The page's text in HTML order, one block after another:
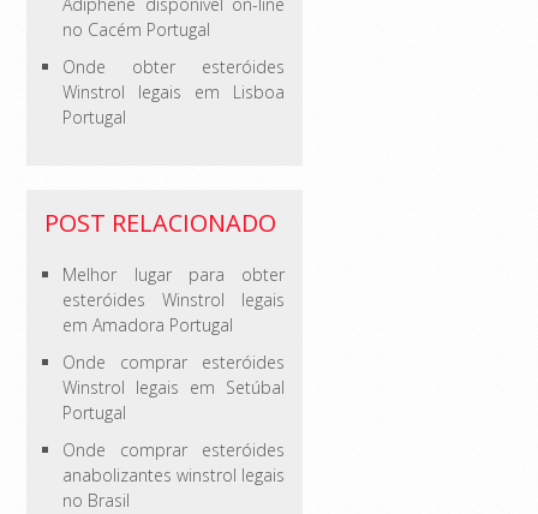
no Cacém Portugal
Onde obter esteróides
Winstrol legais em Lisboa
Portugal
POST RELACIONADO
Melhor lugar para obter
esteróides Winstrol legais
em Amadora Portugal
Onde comprar esteróides
Winstrol legais em Setúbal
Portugal
Onde comprar esteróides
anabolizantes winstrol legais
no Brasil